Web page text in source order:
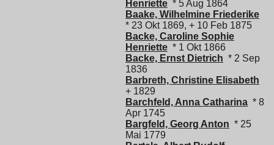
Henriette * 5 Aug 1864
Baake, Wilhelmine Friederike
* 23 Okt 1869, + 10 Feb 1875
Backe, Caroline Sophie
Henriette * 1 Okt 1866
Backe, Ernst Dietrich * 2 Sep
1836
Barbreth, Christine Elisabeth
+ 1829
Barchfeld, Anna Catharina * 8
Apr 1745
Bargfeld, Georg Anton * 25
Mai 1779